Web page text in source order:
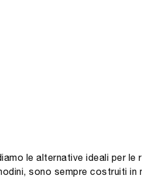
le alternative ideali per le
sono sempre costruiti in